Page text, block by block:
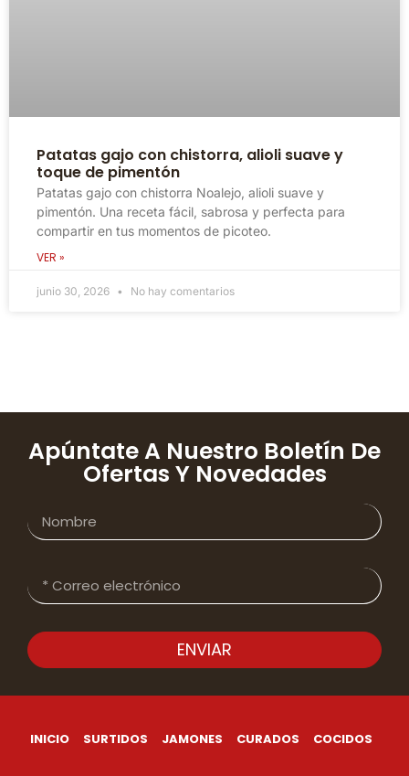
Patatas gajo con chistorra, alioli suave y
toque de pimentón
Patatas gajo con chistorra Noalejo, alioli suave y
pimentón. Una receta fácil, sabrosa y perfecta para
compartir en tus momentos de picoteo.
VER »
junio 30, 2026 No hay comentarios
Apúntate A Nuestro Boletín De
Ofertas Y Novedades
ENVIAR
INICIO SURTIDOS JAMONES CURADOS COCIDOS